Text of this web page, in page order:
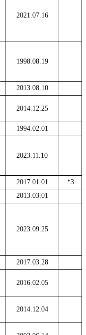
2021.07.16
1998.08.19
2013.08.10
2014.12.25
1994.02.01
2023.11.10
2017.01.01
*3
2013.03.01
2023.09.25
2017.03.28
2016.02.05
2014.12.04